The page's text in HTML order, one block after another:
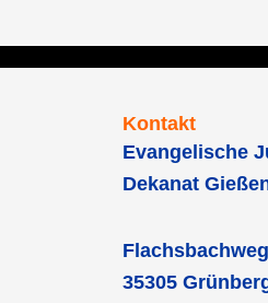
Kontakt
Evangelische
Dekanat
35305